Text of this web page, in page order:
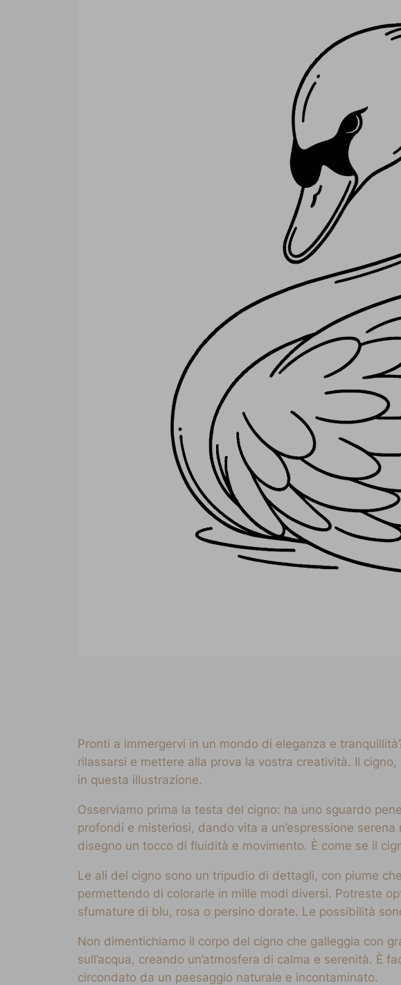
Pronti a immergervi in un mondo di eleganza e
rilassarsi e mettere alla prova la vostra creatività. Il
in questa illustrazione.
Osserviamo prima la testa del cigno: ha uno sguardo
profondi e misteriosi, dando vita a un’espressione
disegno un tocco di fluidità e movimento. È come se il
Le ali del cigno sono un tripudio di dettagli, con piume
permettendo di colorarle in mille modi diversi. Potreste
sfumature di blu, rosa o persino dorate. Le possibilità
Non dimentichiamo il corpo del cigno che galleggia con
sull’acqua, creando un’atmosfera di calma e serenità. È
circondato da un paesaggio naturale e incontaminato.